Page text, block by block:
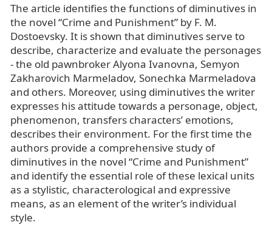
The article identifies the functions of diminutives in
the novel “Crime and Punishment” by F. M.
Dostoevsky. It is shown that diminutives serve to
describe, characterize and evaluate the personages
- the old pawnbroker Alyona Ivanovna, Semyon
Zakharovich Marmeladov, Sonechka Marmeladova
and others. Moreover, using diminutives the writer
expresses his attitude towards a personage, object,
phenomenon, transfers characters’ emotions,
describes their environment. For the first time the
authors provide a comprehensive study of
diminutives in the novel “Crime and Punishment”
and identify the essential role of these lexical units
as a stylistic, characterological and expressive
means, as an element of the writer’s individual
style.